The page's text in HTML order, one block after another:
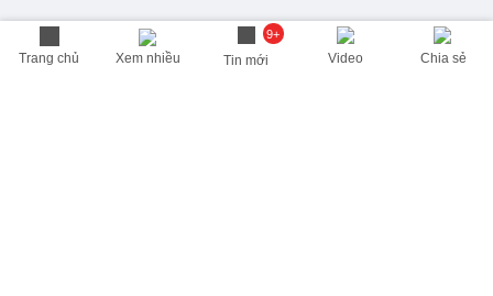
Trang chủ Xem nhiều
9+
Tin mới Video Chia sẻ